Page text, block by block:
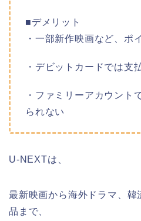
■デメリット
・一部新作映画など、ポ
・デビットカードでは支
・ファミリーアカウント
られない
U-NEXTは、
最新映画から海外ドラマ、韓
品まで、